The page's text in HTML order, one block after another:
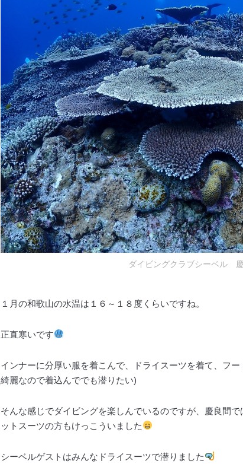
ダイビングクラブシーベル
１月の和歌山の水温は１６～１８度くらいですね。
正直寒いです
インナーに分厚い服を着こんで、ドライスーツを着て、フ
綺麗なので着込んででも潜りたい)
そんな感じでダイビングを楽しんでいるのですが、慶良間
ットスーツの方もけっこういました
シーベルゲストはみんなドライスーツで潜りました